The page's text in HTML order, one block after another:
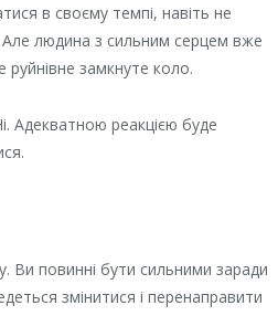
в своєму темпі, навіть не
людина з сильним серцем вже
руйнівне замкнуте коло.
Адекватною реакцією буде
Ви повинні бути сильними заради
змінитися і перенаправити